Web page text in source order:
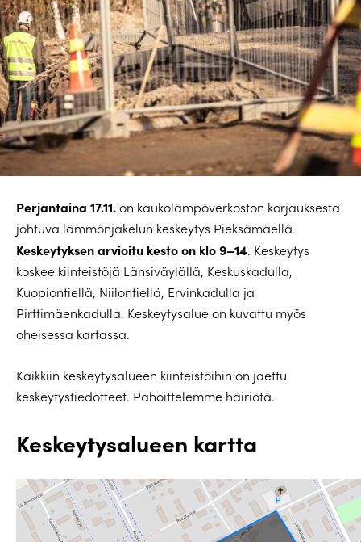
Perjantaina 17.11.on kaukolämpöverkoston korjauksesta
johtuva lämmönjakelun keskeytys Pieksämäellä.
Keskeytyksen arvioitu kesto on klo 9–14. Keskeytys
koskee kiinteistöjä Länsiväylällä, Keskuskadulla,
Kuopiontiellä, Niilontiellä, Ervinkadulla ja
Pirttimäenkadulla. Keskeytysalue on kuvattu myös
oheisessa kartassa.
Kaikkiin keskeytysalueen kiinteistöihin on jaettu
keskeytystiedotteet. Pahoittelemme häiriötä.
Keskeytysalueen kartta